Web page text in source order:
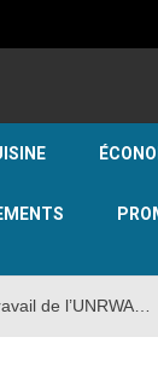
de l’UNRWA…